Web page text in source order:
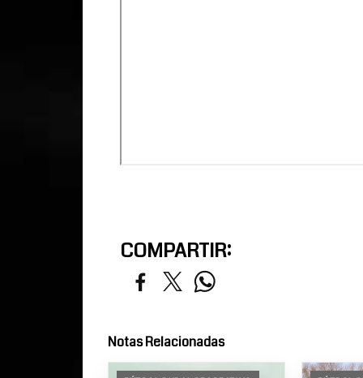
COMPARTIR:
Notas Relacionadas